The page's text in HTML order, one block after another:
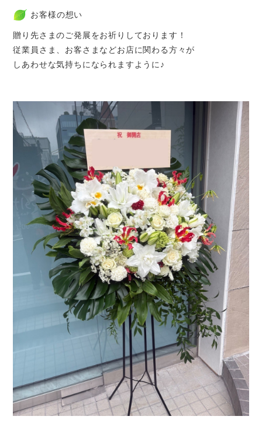
お客様の想い
贈り先さまのご発展をお祈りしております！
従業員さま、お客さまなどお店に関わる方々が
しあわせな気持ちになられますように♪